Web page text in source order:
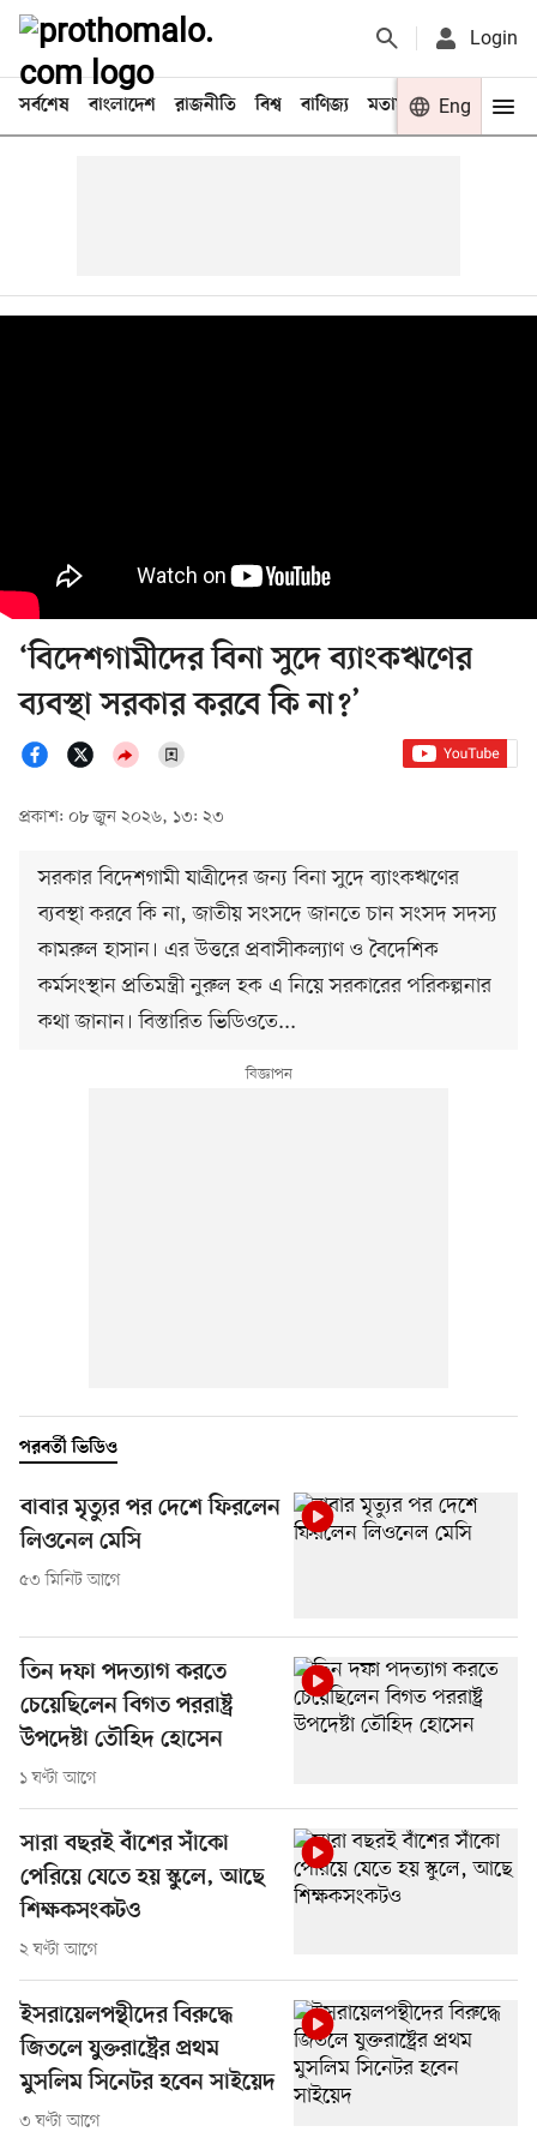
Login
সর্বশেষ বাংলাদেশ রাজনীতি বিশ্ব বাণিজ্য মতামত খেলা
Eng
‘বিদেশগামীদের বিনা সুদে ব্যাংকঋণের
ব্যবস্থা সরকার করবে কি না?’
প্রকাশ: ০৮ জুন ২০২৬, ১৩: ২৩
সরকার বিদেশগামী যাত্রীদের জন্য বিনা সুদে ব্যাংকঋণের
ব্যবস্থা করবে কি না, জাতীয় সংসদে জানতে চান সংসদ সদস্য
কামরুল হাসান। এর উত্তরে প্রবাসীকল্যাণ ও বৈদেশিক
কর্মসংস্থান প্রতিমন্ত্রী নুরুল হক এ নিয়ে সরকারের পরিকল্পনার
কথা জানান। বিস্তারিত ভিডিওতে...
পরবর্তী ভিডিও
বাবার মৃত্যুর পর দেশে ফিরলেন
লিওনেল মেসি
৫৩ মিনিট আগে
তিন দফা পদত্যাগ করতে
চেয়েছিলেন বিগত পররাষ্ট্র
উপদেষ্টা তৌহিদ হোসেন
১ ঘণ্টা আগে
সারা বছরই বাঁশের সাঁকো
পেরিয়ে যেতে হয় স্কুলে, আছে
শিক্ষকসংকটও
২ ঘণ্টা আগে
ইসরায়েলপন্থীদের বিরুদ্ধে
জিতলে যুক্তরাষ্ট্রের প্রথম
মুসলিম সিনেটর হবেন সাইয়েদ
৩ ঘণ্টা আগে